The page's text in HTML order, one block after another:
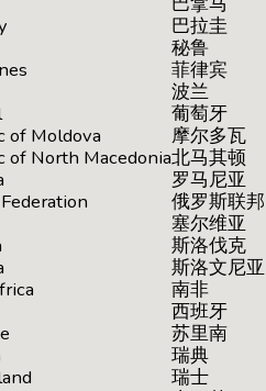
巴拉圭
秘鲁
菲律宾
波兰
葡萄牙
of Moldova
摩尔多瓦
of North Macedonia北马其顿
罗马尼亚
俄罗斯联邦
塞尔维亚
斯洛伐克
斯洛文尼亚
南非
西班牙
苏里南
瑞典
瑞士